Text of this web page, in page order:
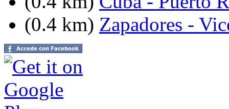
(0.4 km) Zapadores -